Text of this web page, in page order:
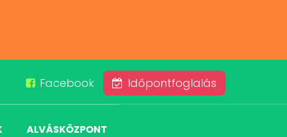
Időpontfoglalás
Facebook
ALVÁSKÖZPONT